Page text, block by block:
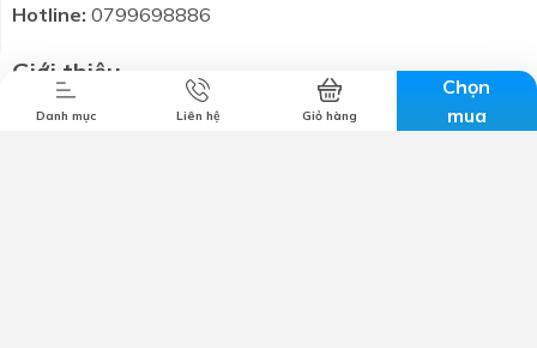
Danh mục Liên hệ Giỏ hàng
Chọn
mua
Hotline: 0799698886
Giới thiệu
Chính sách bảo mật